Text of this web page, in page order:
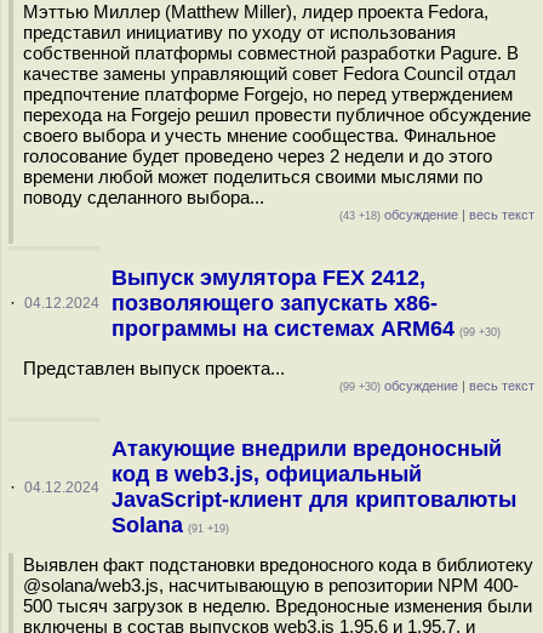
Мэттью Миллер (Matthew Miller), лидер проекта Fedora,
представил инициативу по уходу от использования
собственной платформы совместной разработки Pagure. В
качестве замены управляющий совет Fedora Council отдал
предпочтение платформе Forgejo, но перед утверждением
перехода на Forgejo решил провести публичное обсуждение
своего выбора и учесть мнение сообщества. Финальное
голосование будет проведено через 2 недели и до этого
времени любой может поделиться своими мыслями по
поводу сделанного выбора...
(43 +18) обсуждение | весь текст
· 04.12.2024
Выпуск эмулятора FEX 2412,
позволяющего запускать x86-
программы на системах ARM64 (99 +30)
Представлен выпуск проекта...
(99 +30) обсуждение | весь текст
· 04.12.2024
Атакующие внедрили вредоносный
код в web3.js, официальный
JavaScript-клиент для криптовалюты
Solana (91 +19)
Выявлен факт подстановки вредоносного кода в библиотеку
@solana/web3.js, насчитывающую в репозитории NPM 400-
500 тысяч загрузок в неделю. Вредоносные изменения были
включены в состав выпусков web3.js 1.95.6 и 1.95.7, и